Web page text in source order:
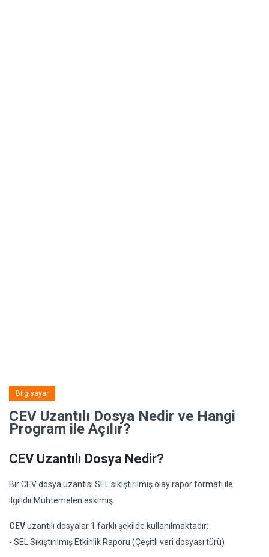
Bilgisayar
CEV Uzantılı Dosya Nedir ve Hangi
Program ile Açılır?
CEV Uzantılı Dosya Nedir?
Bir CEV dosya uzantısı SEL sıkıştırılmış olay rapor formatı ile
ilgilidir.Muhtemelen eskimiş.
CEVuzantılı dosyalar 1 farklı şekilde kullanılmaktadır:
- SEL Sıkıştırılmış Etkinlik Raporu (Çeşitli veri dosyası türü)